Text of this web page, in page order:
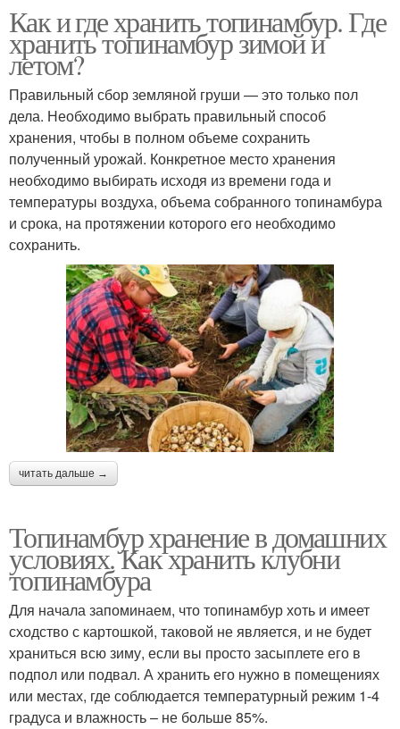
Как и где хранить топинамбур. Где
хранить топинамбур зимой и
летом?
Правильный сбор земляной груши — это только пол
дела. Необходимо выбрать правильный способ
хранения, чтобы в полном объеме сохранить
полученный урожай. Конкретное место хранения
необходимо выбирать исходя из времени года и
температуры воздуха, объема собранного топинамбура
и срока, на протяжении которого его необходимо
сохранить.
читать дальше →
Топинамбур хранение в домашних
условиях. Как хранить клубни
топинамбура
Для начала запоминаем, что топинамбур хоть и имеет
сходство с картошкой, таковой не является, и не будет
храниться всю зиму, если вы просто засыплете его в
подпол или подвал. А хранить его нужно в помещениях
или местах, где соблюдается температурный режим 1-4
градуса и влажность – не больше 85%.